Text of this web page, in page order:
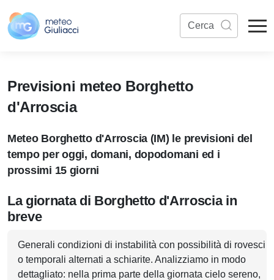
Previsioni meteo Borghetto
d'Arroscia
Meteo Borghetto d'Arroscia (IM) le previsioni del
tempo per oggi, domani, dopodomani ed i
prossimi 15 giorni
La giornata di Borghetto d'Arroscia in
breve
Generali condizioni di instabilità con possibilità di rovesci
o temporali alternati a schiarite. Analizziamo in modo
dettagliato: nella prima parte della giornata cielo sereno,